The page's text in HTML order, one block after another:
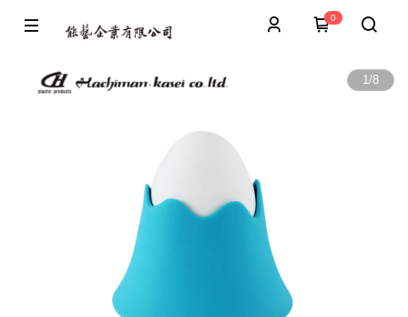
0
1/8